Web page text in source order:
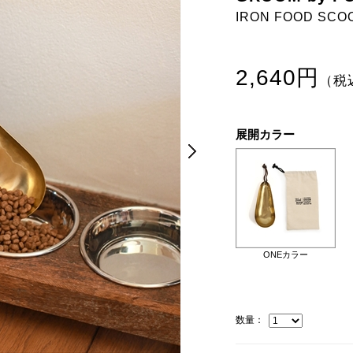
IRON FOOD
2,640円 （税
展開カラー
ONEカラー
数量：